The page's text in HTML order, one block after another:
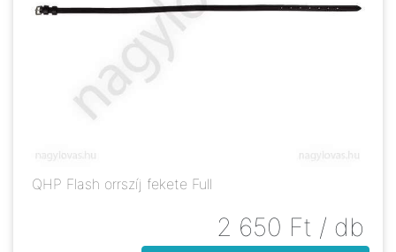
QHP Flash orrszíj fekete Full
2 650 Ft / db